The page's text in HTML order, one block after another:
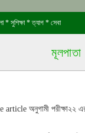
সুশিক্ষা * ত্যাগ * সেবা
মূলপাতা